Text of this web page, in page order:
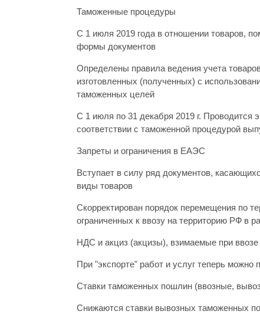
Таможенные процедуры
С 1 июля 2019 года в отношении товаров,
формы документов
Определены правила ведения учета
изготовленных (полученных) с
таможенных целей
С 1 июля по 31 декабря 2019 г. Проводится
соответствии с таможенной процедурой
Запреты и ограничения в ЕАЭС
Вступает в силу ряд документов,
виды товаров
Скорректирован порядок перемещения по
ограниченных к ввозу на территорию РФ в
НДС и акциз (акцизы), взимаемые при
При "экспорте" работ и услуг теперь
Ставки таможенных пошлин (ввозные,
Снижаются ставки вывозных таможенных